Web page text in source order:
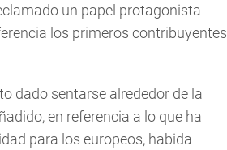
un papel protagonista
los primeros contribuyentes
dado sentarse alrededor de la
en referencia a lo que ha
para los europeos, habida